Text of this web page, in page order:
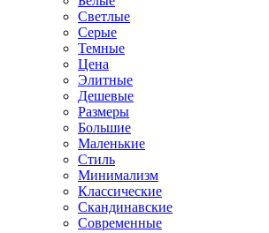
Светлые
Серые
Темные
Цена
Элитные
Дешевые
Размеры
Большие
Маленькие
Стиль
Минимализм
Классические
Скандинавские
Современные